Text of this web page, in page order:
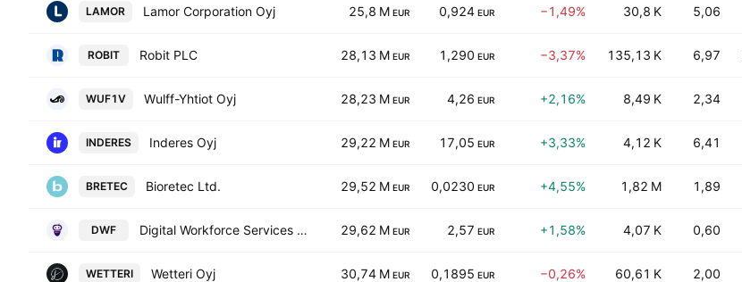
LAMOR Lamor Corporation Oyj 25,8 M EUR 0,924 EUR −1,49% 30,8 K 5,06
ROBIT Robit PLC 28,13 M EUR 1,290 EUR −3,37% 135,13 K 6,97
WUF1V Wulff-Yhtiot Oyj 28,23 M EUR 4,26 EUR +2,16% 8,49 K 2,34
INDERES Inderes Oyj 29,22 M EUR 17,05 EUR +3,33% 4,12 K 6,41
BRETEC Bioretec Ltd. 29,52 M EUR 0,0230 EUR +4,55% 1,82 M 1,89
DWF Digital Workforce Services Oyj 29,62 M EUR 2,57 EUR +1,58% 4,07 K 0,60
WETTERI Wetteri Oyj 30,74 M EUR 0,1895 EUR −0,26% 60,61 K 2,00